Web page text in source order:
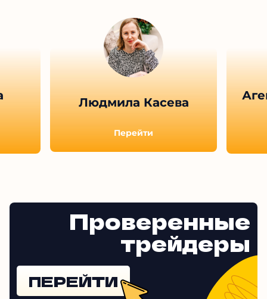
Людмила Касева
Перейти
Проверенные
трейдеры
ПЕРЕЙТИ